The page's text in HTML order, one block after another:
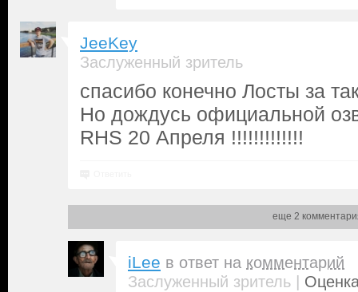
JeeKey
Заслуженный зритель
спасибо конечно Лосты за
Но дождусь официальной
RHS 20 Апреля !!!!!!!!!!!!!
еще 2
iLee в ответ на комментарий
Заслуженный зритель |